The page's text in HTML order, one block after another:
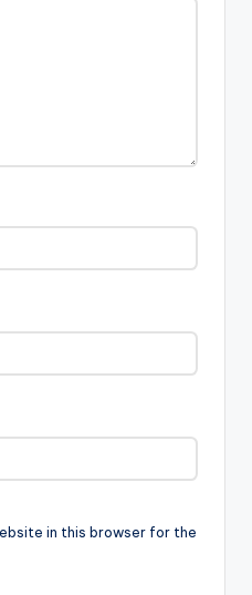
in this browser for the